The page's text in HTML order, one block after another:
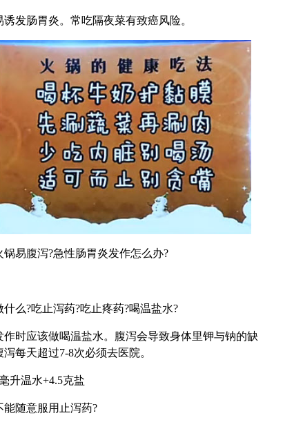
发肠胃炎。常吃隔夜菜有致癌风险。
易腹泻?急性肠胃炎发作怎么办?
么?吃止泻药?吃止疼药?喝温盐水?
时应该做喝温盐水。腹泻会导致身体里钾与钠的缺
每天超过7-8次必须去医院。
升温水+4.5克盐
随意服用止泻药?